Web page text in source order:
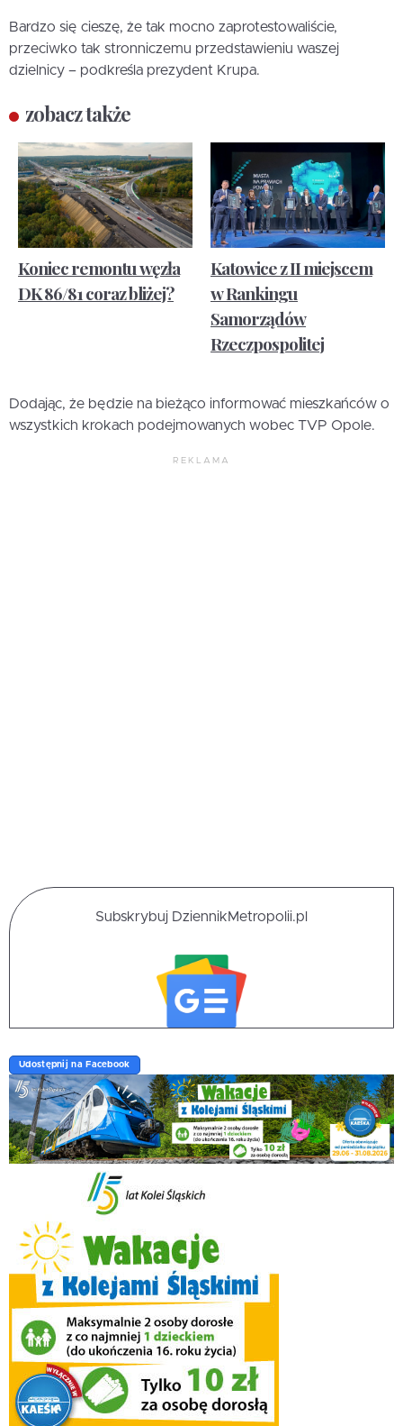
Bardzo się cieszę, że tak mocno zaprotestowaliście,
przeciwko tak stronniczemu przedstawieniu waszej
dzielnicy – podkreśla prezydent Krupa.
zobacz także
Koniec remontu węzła
DK 86/81 coraz bliżej?
Katowice z II miejscem
w Rankingu
Samorządów
Rzeczpospolitej
Dodając, że będzie na bieżąco informować mieszkańców o
wszystkich krokach podejmowanych wobec TVP Opole.
REKLAMA
Subskrybuj DziennikMetropolii.pl
Udostępnij na Facebook